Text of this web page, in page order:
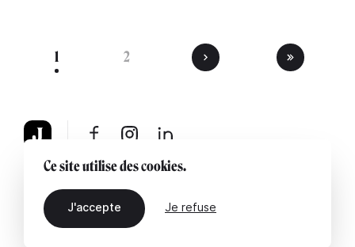
1 2
À propos Mentions légales Contactez-nous
Ce site utilise des cookies.
J'accepte Je refuse